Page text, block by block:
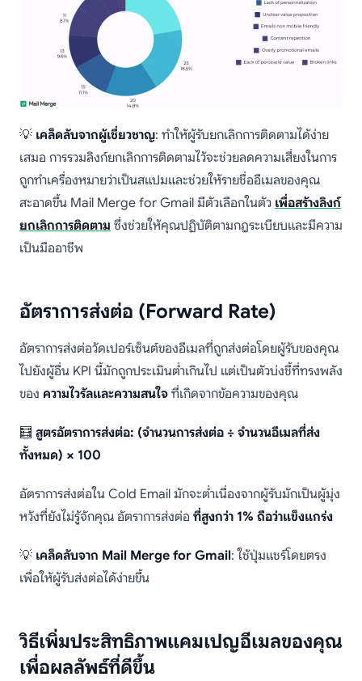
💡 เคล็ดลับจากผู้เชี่ยวชาญ: ทำให้ผู้รับยกเลิกการติดตามได้ง่าย
เสมอ การรวมลิงก์ยกเลิกการติดตามไว้จะช่วยลดความเสี่ยงในการ
ถูกทำเครื่องหมายว่าเป็นสแปมและช่วยให้รายชื่ออีเมลของคุณ
สะอาดขึ้น Mail Merge for Gmail มีตัวเลือกในตัว เพื่อสร้างลิงก์
ยกเลิกการติดตาม ซึ่งช่วยให้คุณปฏิบัติตามกฎระเบียบและมีความ
เป็นมืออาชีพ
อัตราการส่งต่อ (Forward Rate)
อัตราการส่งต่อวัดเปอร์เซ็นต์ของอีเมลที่ถูกส่งต่อโดยผู้รับของคุณ
ไปยังผู้อื่น KPI นี้มักถูกประเมินต่ำเกินไป แต่เป็นตัวบ่งชี้ที่ทรงพลัง
ของ ความไวรัลและความสนใจ ที่เกิดจากข้อความของคุณ
🧮 สูตรอัตราการส่งต่อ: (จำนวนการส่งต่อ ÷ จำนวนอีเมลที่ส่ง
ทั้งหมด) × 100
อัตราการส่งต่อใน Cold Email มักจะต่ำเนื่องจากผู้รับมักเป็นผู้มุ่ง
หวังที่ยังไม่รู้จักคุณ อัตราการส่งต่อ ที่สูงกว่า 1% ถือว่าแข็งแกร่ง
💡 เคล็ดลับจาก Mail Merge for Gmail: ใช้ปุ่มแชร์โดยตรง
เพื่อให้ผู้รับส่งต่อได้ง่ายขึ้น
วิธีเพิ่มประสิทธิภาพแคมเปญอีเมลของคุณ
เพื่อผลลัพธ์ที่ดีขึ้น